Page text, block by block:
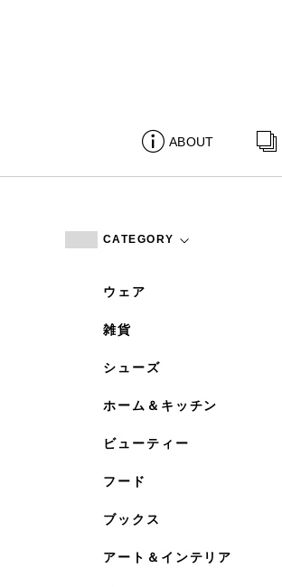
ABOUT
CATEGORY
ウェア
雑貨
シューズ
ホーム＆キッチン
ビューティー
フード
ブックス
アート＆インテリア